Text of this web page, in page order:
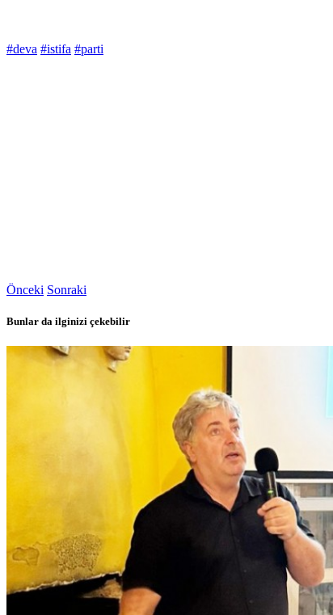
#deva #istifa #parti
Önceki Sonraki
Bunlar da ilginizi çekebilir